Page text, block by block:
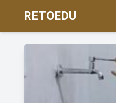
RETOEDU